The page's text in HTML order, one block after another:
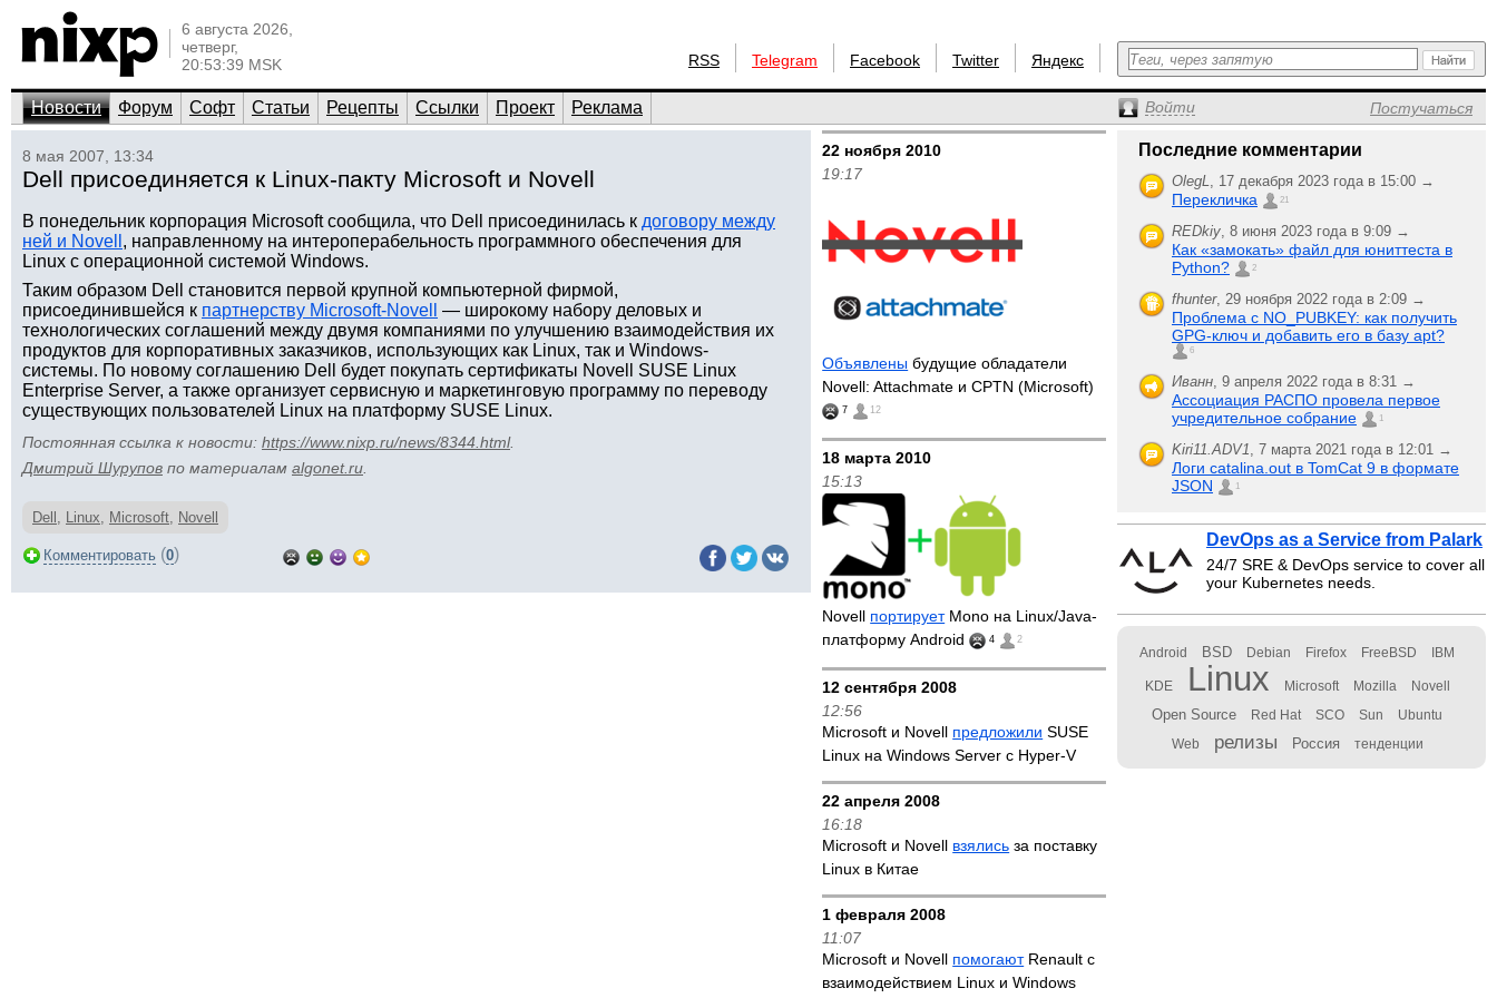
6 августа 2026,
четверг,
20:53:39 MSK
RSS Telegram Facebook Twitter Яндекс
Новости Форум Софт Статьи Рецепты Ссылки Проект Реклама Войти Постучаться
8 мая 2007, 13:34
Dell присоединяется к Linux-пакту Microsoft и Novell
В понедельник корпорация Microsoft сообщила, что Dell присоединилась к договору между
ней и Novell , направленному на интероперабельность программного обеспечения для
Linux с операционной системой Windows.
Таким образом Dell становится первой крупной компьютерной фирмой,
присоединившейся к партнерству Microsoft-Novell
— широкому набору деловых и
технологических соглашений между двумя компаниями по улучшению взаимодействия их
продуктов для корпоративных заказчиков, использующих как Linux, так и Windows-
системы. По новому соглашению Dell будет покупать сертификаты Novell SUSE Linux
Enterprise Server, а также организует сервисную и маркетинговую программу по переводу
существующих пользователей Linux на платформу SUSE Linux.
Постоянная ссылка к новости: https://www.nixp.ru/news/8344.html.
Дмитрий Шурупов по материалам algonet.ru
Dell , Linux, Microsoft, Novell
Комментировать (0)
22 ноября 2010
19:17
Объявлены будущие обладатели
Novell: Attachmate и CPTN (Microsoft)
7 12
18 марта 2010
15:13
Novell портируетMono на Linux/Java-
платформу Android
4 2
12 сентября 2008
12:56
Microsoft и Novell предложили SUSE
Linux на Windows Server с Hyper-V
22 апреля 2008
16:18
Microsoft и Novell взялись за поставку
Linux в Китае
1 февраля 2008
11:07
Microsoft и Novell помогаютRenault с
взаимодействием Linux и Windows
Последние комментарии
OlegL, 17 декабря 2023 года в 15:00 →
Перекличка 21
REDkiy, 8 июня 2023 года в 9:09 →
Как «замокать» файл для юниттеста в
Python?
2
fhunter, 29 ноября 2022 года в 2:09 →
Проблема с NO_PUBKEY: как получить
GPG-ключ и добавить его в базу apt?
6
Иванн, 9 апреля 2022 года в 8:31 →
Ассоциация РАСПО провела первое
учредительное собрание
1
Kiri11.ADV1, 7 марта 2021 года в 12:01 →
Логи catalina.out в TomCat 9 в формате
JSON
1
DevOps as a Service from Palark
24/7 SRE & DevOps service to cover all
your Kubernetes needs.
Android BSD Debian Firefox FreeBSD IBM
KDE Linux Microsoft Mozilla Novell
Open Source Red Hat SCO Sun Ubuntu
Web релизы Россия тенденции